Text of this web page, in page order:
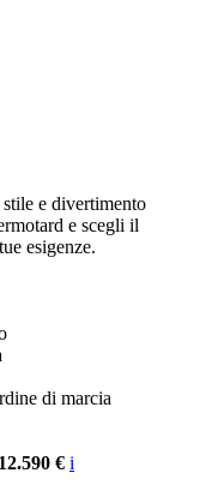
e divertimento
e scegli il
esigenze.
di marcia
€ i